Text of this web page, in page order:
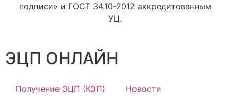
подписи» и ГОСТ 34.10-2012 аккредитованным
УЦ.
ЭЦП ОНЛАЙН
Получение ЭЦП (КЭП) Новости